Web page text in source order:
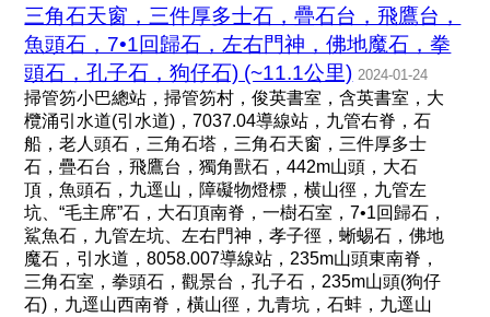
三角石天窗，三件厚多士石，疊石台，飛鷹台，
魚頭石，7•1回歸石，左右門神，佛地魔石，拳
頭石，孔子石，狗仔石) (~11.1公里) 2024-01-24
掃管笏小巴總站，掃管笏村，俊英書室，含英書室，大
欖涌引水道(引水道)，7037.04導線站，九管右脊，石
船，老人頭石，三角石塔，三角石天窗，三件厚多士
石，疊石台，飛鷹台，獨角獸石，442m山頭，大石
頂，魚頭石，九逕山，障礙物燈標，横山徑，九管左
坑、“毛主席”石，大石頂南脊，一樹石室，7•1回歸石，
鯊魚石，九管左坑、左右門神，孝子徑，蜥蜴石，佛地
魔石，引水道，8058.007導線站，235m山頭東南脊，
三角石室，拳頭石，觀景台，孔子石，235m山頭(狗仔
石)，九逕山西南脊，橫山徑，九青坑，石蚌，九逕山